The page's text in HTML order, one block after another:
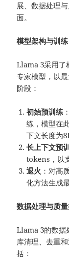
展、数据处理
面。
模型架构与训练
Llama 3采用
专家模型，以
阶段：
初始预训练
练，模型在
下文长度为
长上下文预
tokens，以
退火 ：对高
化方法生成
数据处理与质
Llama 3的数据
库清理、去重
括：